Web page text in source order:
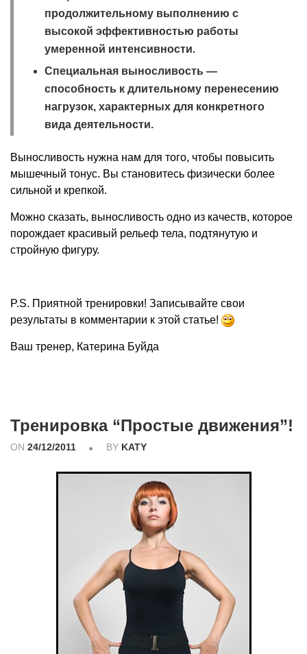
продолжительному выполнению с
высокой эффективностью работы
умеренной интенсивности.
Специальная выносливость —
способность к длительному перенесению
нагрузок, характерных для конкретного
вида деятельности.
Выносливость нужна нам для того, чтобы повысить
мышечный тонус. Вы становитесь физически более
сильной и крепкой.
Можно сказать, выносливость одно из качеств, которое
порождает красивый рельеф тела, подтянутую и
стройную фигуру.
P.S. Приятной тренировки! Записывайте свои
результаты в комментарии к этой статье!
Ваш тренер, Катерина Буйда
Тренировка “Простые движения”!
ON 24/12/2011 BY KATY